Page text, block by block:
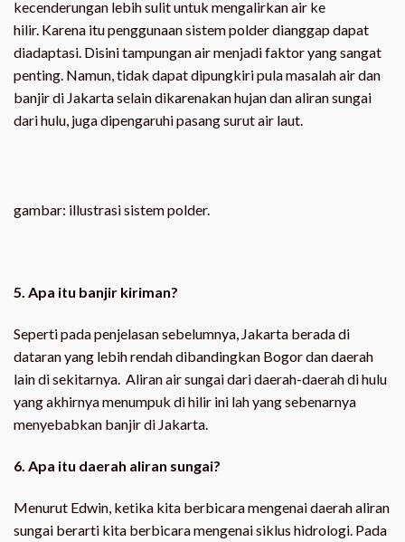
kecenderungan lebih sulit untuk mengalirkan air ke
hilir. Karena itu penggunaan sistem polder dianggap dapat
diadaptasi. Disini tampungan air menjadi faktor yang sangat
penting. Namun, tidak dapat dipungkiri pula masalah air dan
banjir di Jakarta selain dikarenakan hujan dan aliran sungai
dari hulu, juga dipengaruhi pasang surut air laut.
gambar: illustrasi sistem polder.
5. Apa itu banjir kiriman?
Seperti pada penjelasan sebelumnya, Jakarta berada di
dataran yang lebih rendah dibandingkan Bogor dan daerah
lain di sekitarnya. Aliran air sungai dari daerah-daerah di hulu
yang akhirnya menumpuk di hilir ini lah yang sebenarnya
menyebabkan banjir di Jakarta.
6. Apa itu daerah aliran sungai?
Menurut Edwin, ketika kita berbicara mengenai daerah aliran
sungai berarti kita berbicara mengenai siklus hidrologi. Pada